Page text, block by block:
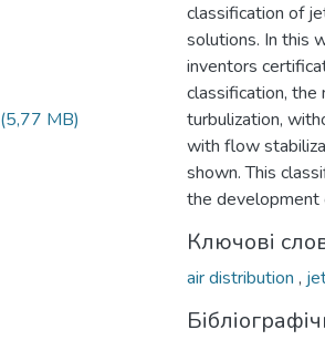
(5,77 MB)
classification of
solutions. In this
inventors
classification,
turbulization,
with flow
shown. This
the development
Ключові
air distribution ,